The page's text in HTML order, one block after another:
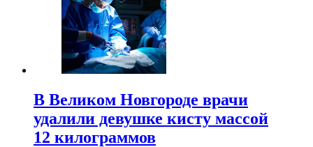
В Великом Новгороде врачи
удалили девушке кисту массой
12 килограммов